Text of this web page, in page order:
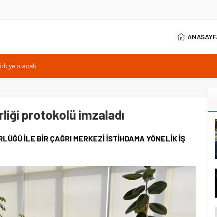
olacak
büyük ivme kazandı
yapılacakprotokolü imzaladı
İLE BİR ÇAĞRI MERKEZİ İSTİHDAMA YÖNELİK İŞ